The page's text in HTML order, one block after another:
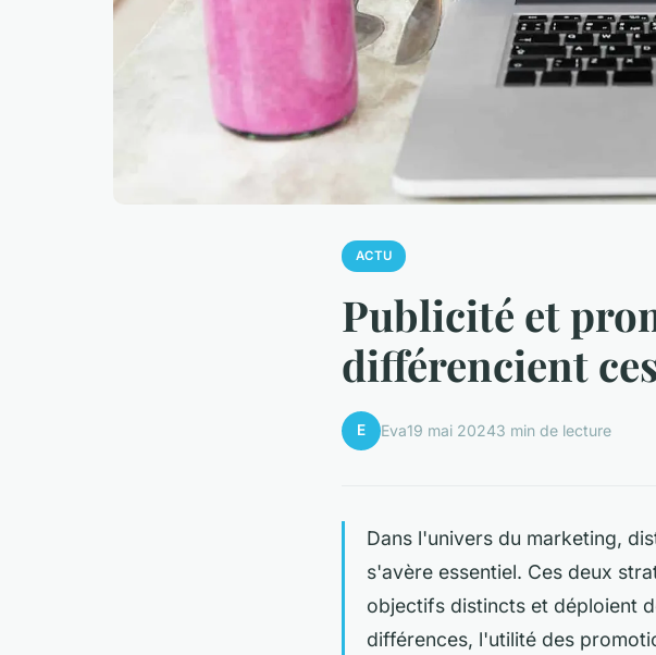
ACTU
Publicité et
différencient
E Eva19 mai 20243 min de lecture
Dans l'univers du marketing,
s'avère essentiel. Ces deux
objectifs distincts et déploient
différences, l'utilité des